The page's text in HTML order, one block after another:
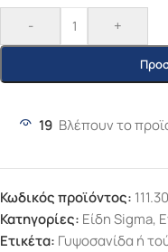
- +
19 Βλέπουν το
Κωδικός προϊόντος:
Κατηγορίες: Είδη Sigma,
Ετικέτα: Γυψοσανίδα ή